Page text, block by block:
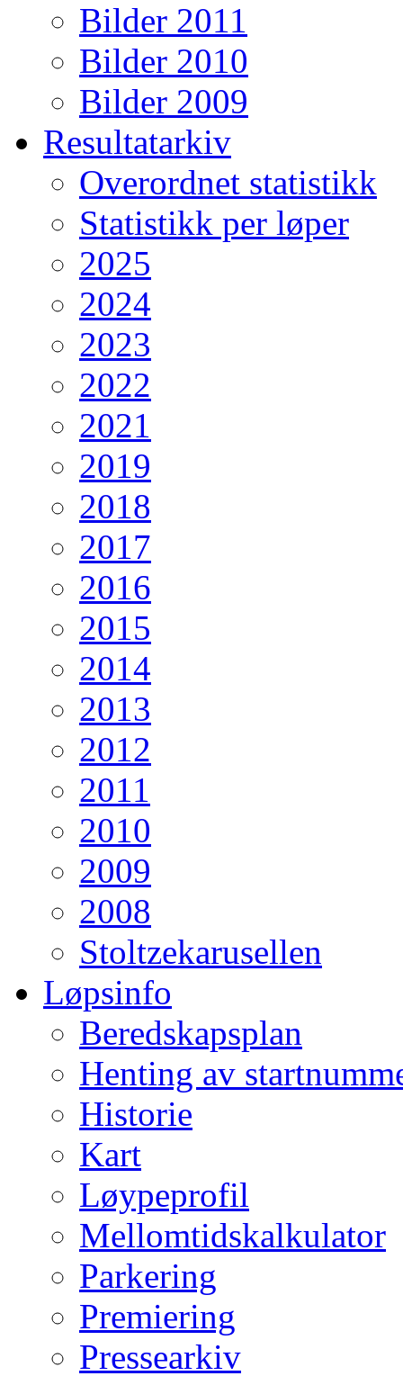
Bilder 2011
Bilder 2010
Bilder 2009
Resultatarkiv
Overordnet statistikk
Statistikk per løper
2025
2024
2023
2022
2021
2019
2018
2017
2016
2015
2014
2013
2012
2011
2010
2009
2008
Stoltzekarusellen
Løpsinfo
Beredskapsplan
Henting av
Historie
Kart
Løypeprofil
Mellomtidskalkulator
Parkering
Premiering
Pressearkiv